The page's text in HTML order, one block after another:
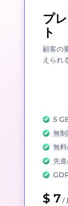
プ
ト
顧客の
えられ
5
無
無
先
$ 7 /